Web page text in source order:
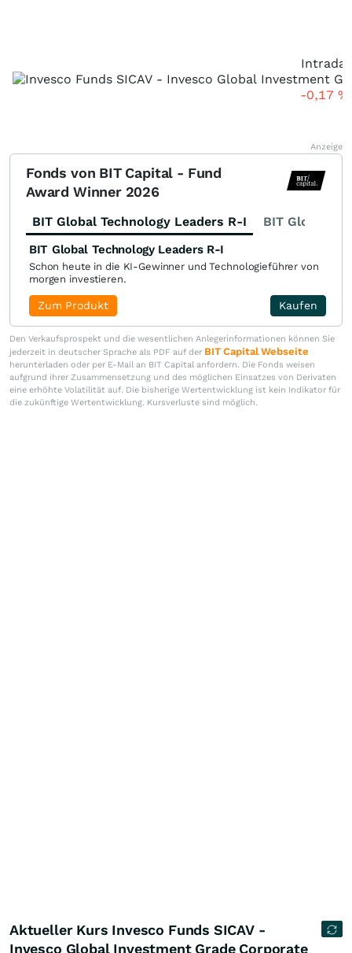
Intraday
-0,17 %
Anzeige
Fonds von BIT Capital - Fund
Award Winner 2026
BIT Global Technology Leaders R-I BIT Global
BIT Global Technology Leaders R-I
Schon heute in die KI-Gewinner und Technologieführer von
morgen investieren.
Kaufen
Zum Produkt
Den Verkaufsprospekt und die wesentlichen Anlegerinformationen können Sie
jederzeit in deutscher Sprache als PDF auf der BIT Capital Webseite
herunterladen oder per E-Mail an BIT Capital anfordern. Die Fonds weisen
aufgrund ihrer Zusammensetzung und des möglichen Einsatzes von Derivaten
eine erhöhte Volatilität auf. Die bisherige Wertentwicklung ist kein Indikator für
die zukünftige Wertentwicklung. Kursverluste sind möglich.
Aktueller Kurs Invesco Funds SICAV -
Invesco Global Investment Grade Corporate